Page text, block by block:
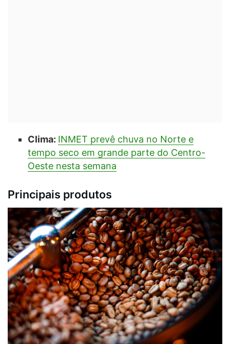
Clima: INMET prevê chuva no Norte e
tempo seco em grande parte do Centro-
Oeste nesta semana
Principais produtos